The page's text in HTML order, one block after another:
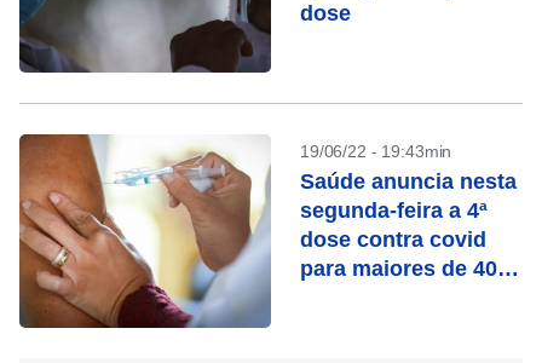
dose
19/06/22 - 19:43min
Saúde anuncia nesta
segunda-feira a 4ª
dose contra covid
para maiores de 40